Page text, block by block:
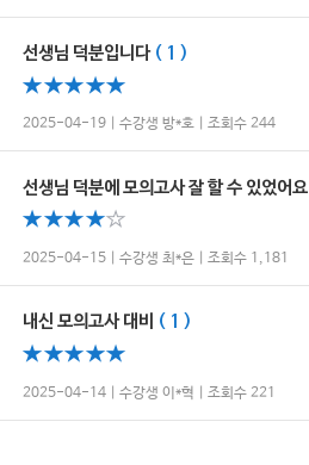
선생님 덕분입니다 ( 1 )
2025-04-19 | 수강생 방*호 | 조회수 244
선생님 덕분에 모의고사 잘 할 수 있었어요
2025-04-15 | 수강생 최*은 | 조회수 1,181
내신 모의고사 대비 ( 1 )
2025-04-14 | 수강생 이*혁 | 조회수 221